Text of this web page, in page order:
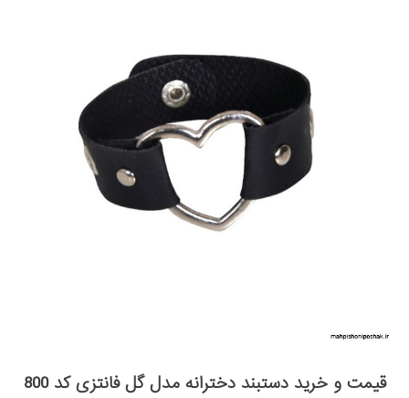
قیمت و خرید دستبند دخترانه مدل گل فانتزی کد 800